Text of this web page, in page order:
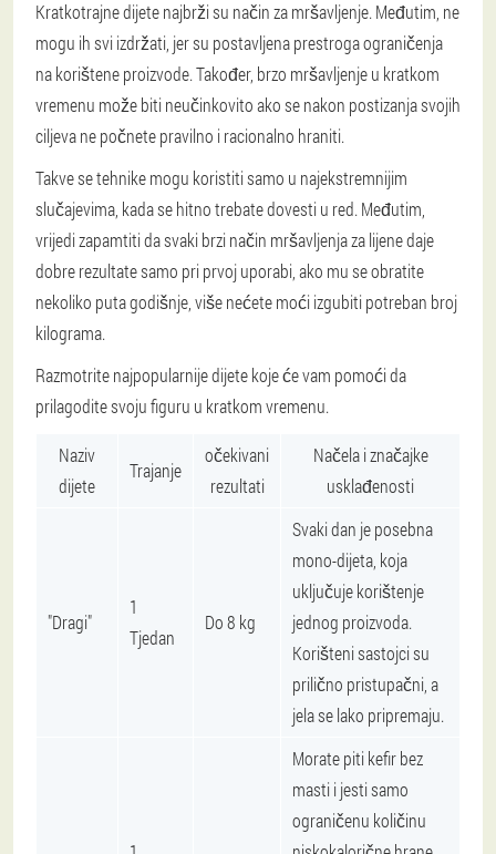
Kratkotrajne dijete najbrži su način za mršavljenje. Međutim, ne
mogu ih svi izdržati, jer su postavljena prestroga ograničenja
na korištene proizvode. Također, brzo mršavljenje u kratkom
vremenu može biti neučinkovito ako se nakon postizanja svojih
ciljeva ne počnete pravilno i racionalno hraniti.
Takve se tehnike mogu koristiti samo u najekstremnijim
slučajevima, kada se hitno trebate dovesti u red. Međutim,
vrijedi zapamtiti da svaki brzi način mršavljenja za lijene daje
dobre rezultate samo pri prvoj uporabi, ako mu se obratite
nekoliko puta godišnje, više nećete moći izgubiti potreban broj
kilograma.
Razmotrite najpopularnije dijete koje će vam pomoći da
prilagodite svoju figuru u kratkom vremenu.
Naziv
dijete
Trajanje
očekivani
rezultati
Načela i značajke
usklađenosti
"Dragi"
1
Tjedan
Do 8 kg
Svaki dan je posebna
mono-dijeta, koja
uključuje korištenje
jednog proizvoda.
Korišteni sastojci su
prilično pristupačni, a
jela se lako pripremaju.
Morate piti kefir bez
masti i jesti samo
ograničenu količinu